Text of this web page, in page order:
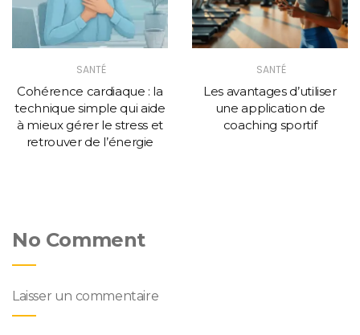
SANTÉ
Cohérence cardiaque : la
technique simple qui aide
à mieux gérer le stress et
retrouver de l’énergie
SANTÉ
Les avantages d’utiliser
une application de
coaching sportif
No Comment
Laisser un commentaire